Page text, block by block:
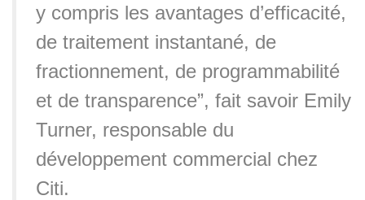
y compris les avantages d’efficacité,
de traitement instantané, de
fractionnement, de programmabilité
et de transparence”, fait savoir Emily
Turner, responsable du
développement commercial chez
Citi.